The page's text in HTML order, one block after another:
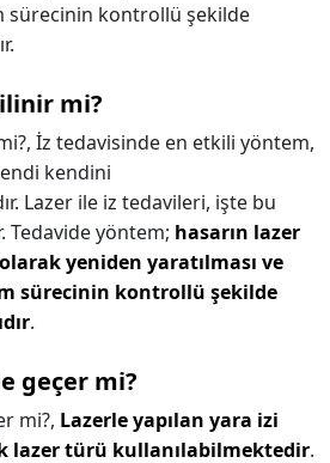
sürecinin kontrollü şekilde
mi?
İz tedavisinde en etkili yöntem,
kendini
Lazer ile iz tedavileri, işte bu
Tedavide yöntem; hasarın lazer
yeniden yaratılması ve
sürecinin kontrollü şekilde
.
geçer mi?
mi?, Lazerle yapılan yara izi
lazer türü kullanılabilmektedir.